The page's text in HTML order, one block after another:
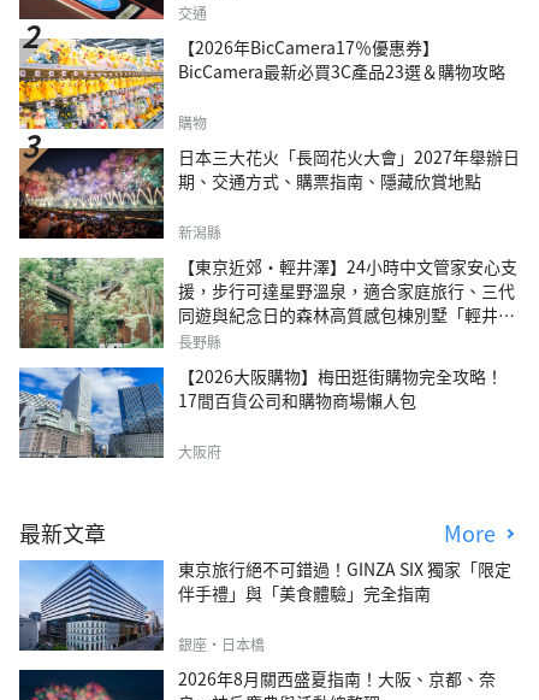
交通
【2026年BicCamera17％優惠券】
BicCamera最新必買3C產品23選＆購物攻略
購物
日本三大花火「長岡花火大會」2027年舉辦日
期、交通方式、購票指南、隱藏欣賞地點
新潟縣
【東京近郊・輕井澤】24小時中文管家安心支
援，步行可達星野溫泉，適合家庭旅行、三代
同遊與紀念日的森林高質感包棟別墅「輕井澤
森四季VILLA」
長野縣
【2026大阪購物】梅田逛街購物完全攻略！
17間百貨公司和購物商場懶人包
大阪府
最新文章 More
東京旅行絕不可錯過！GINZA SIX 獨家「限定
伴手禮」與「美食體驗」完全指南
銀座・日本橋
2026年8月關西盛夏指南！大阪、京都、奈